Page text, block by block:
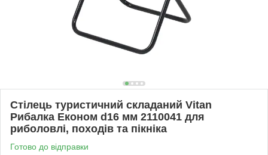
Стілець туристичний складаний Vitan
Рибалка Економ d16 мм 2110041 для
риболовлі, походів та пікніка
Готово до відправки